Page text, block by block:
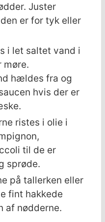
Juster
er for tyk eller
i let saltet vand i
møre.
hældes fra og
hvis der er
ristes i olie i
til de er
sprøde.
på tallerken eller
fint hakkede
af nødderne.